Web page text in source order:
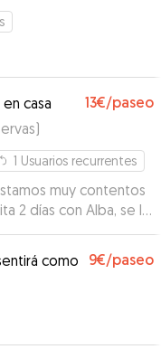
casa 13€/paseo
)
1 Usuarios recurrentes
muy contentos
2 días con Alba, se lo
por la montaña”
como
9€/paseo